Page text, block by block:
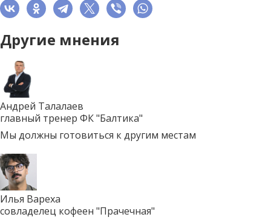
Другие мнения
Андрей Талалаев
главный тренер ФК "Балтика"
Мы должны готовиться к другим местам
Илья Вареха
совладелец кофеен "Прачечная"